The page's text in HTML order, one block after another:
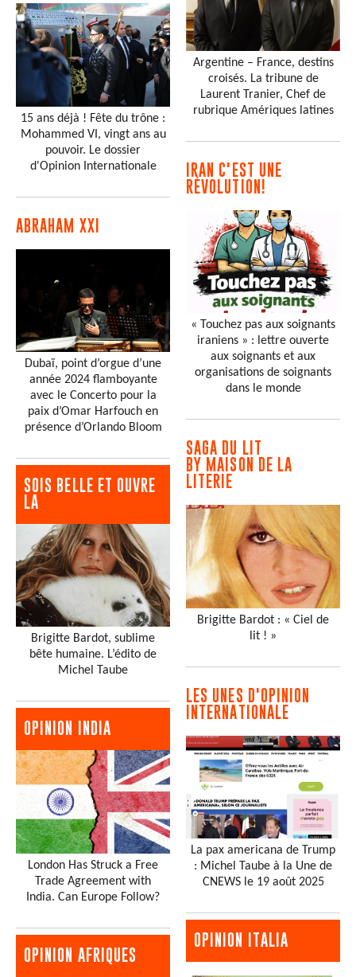
15 ans déjà ! Fête du trône :
Mohammed VI, vingt ans au
pouvoir. Le dossier
d'Opinion Internationale
ABRAHAM XXI
Dubaï, point d’orgue d’une
année 2024 flamboyante
avec le Concerto pour la
paix d’Omar Harfouch en
présence d’Orlando Bloom
SOIS BELLE ET OUVRE
LA
Brigitte Bardot, sublime
bête humaine. L’édito de
Michel Taube
OPINION INDIA
London Has Struck a Free
Trade Agreement with
India. Can Europe Follow?
OPINION AFRIQUES
Argentine – France, destins
croisés. La tribune de
Laurent Tranier, Chef de
rubrique Amériques latines
IRAN C'EST UNE
RÉVOLUTION!
« Touchez pas aux soignants
iraniens » : lettre ouverte
aux soignants et aux
organisations de soignants
dans le monde
SAGA DU LIT
BY MAISON DE LA
LITERIE
Brigitte Bardot : « Ciel de
lit ! »
LES UNES D'OPINION
INTERNATIONALE
La pax americana de Trump
: Michel Taube à la Une de
CNEWS le 19 août 2025
OPINION ITALIA